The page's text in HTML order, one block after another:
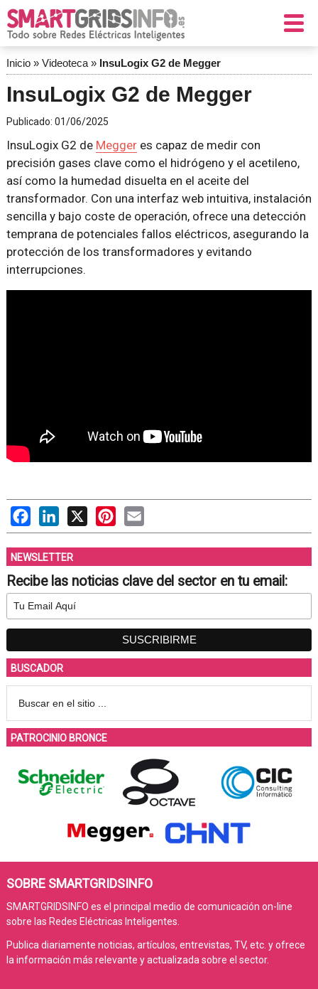
Inicio» Videoteca» InsuLogix G2 de Megger
InsuLogix G2 de Megger
Publicado: 01/06/2025
InsuLogix G2 de Meggeres capaz de medir con
precisión gases clave como el hidrógeno y el acetileno,
así como la humedad disuelta en el aceite del
transformador. Con una interfaz web intuitiva, instalación
sencilla y bajo coste de operación, ofrece una detección
temprana de potenciales fallos eléctricos, asegurando la
protección de los transformadores y evitando
interrupciones.
FacebookLinkedIn
X PinterestEmail
NEWSLETTER
Recibe las noticias clave del sector en tu email:
BUSCADOR
PATROCINIO BRONCE
SOBRE SMARTGRIDSINFO
SMARTGRIDSINFO es el principal medio de comunicación on-line
sobre las Redes Eléctricas Inteligentes.
Publica diariamente noticias, artículos, entrevistas, TV, etc. y ofrece
la información más relevante y actualizada sobre el sector.